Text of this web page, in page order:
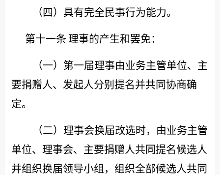
（四）具有完全民事行为能力。
第十一条 理事的产生和罢免：
（一）第一届理事由业务主管单位、主
要捐赠人、发起人分别提名并共同协商确
定。
（二）理事会换届改选时，由业务主管
单位、理事会、主要捐赠人共同提名候选人
并组织换届领导小组，组织全部候选人共同